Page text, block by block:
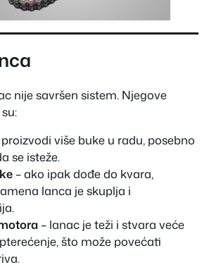
nije savršen sistem. Njegove
više buke u radu, posebno
se isteže.
– ako ipak dođe do kvara,
lanca je skuplja i
– lanac je teži i stvara veće
što može povećati